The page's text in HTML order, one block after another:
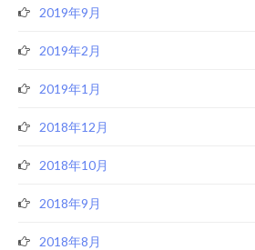
2019年9月
2019年2月
2019年1月
2018年12月
2018年10月
2018年9月
2018年8月